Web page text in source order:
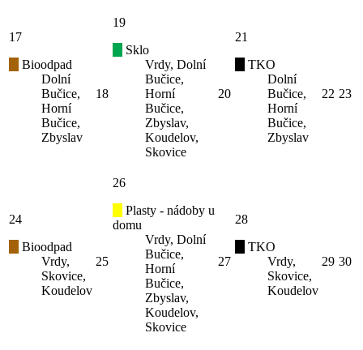
17
Bioodpad
Dolní
Bučice,
Horní
Bučice,
Zbyslav
18
19
Sklo
Vrdy, Dolní
Bučice,
Horní
Bučice,
Zbyslav,
Koudelov,
Skovice
20
21
TKO
Dolní
Bučice,
Horní
Bučice,
Zbyslav
22 23
24
Bioodpad
Vrdy,
Skovice,
Koudelov
25
26
Plasty - nádoby u
domu
Vrdy, Dolní
Bučice,
Horní
Bučice,
Zbyslav,
Koudelov,
Skovice
27
28
TKO
Vrdy,
Skovice,
Koudelov
29 30